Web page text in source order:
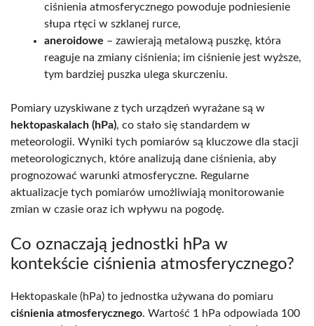
ciśnienia atmosferycznego powoduje podniesienie
słupa rtęci w szklanej rurce,
aneroidowe – zawierają metalową puszkę, która
reaguje na zmiany ciśnienia; im ciśnienie jest wyższe,
tym bardziej puszka ulega skurczeniu.
Pomiary uzyskiwane z tych urządzeń wyrażane są w
hektopaskalach (hPa), co stało się standardem w
meteorologii. Wyniki tych pomiarów są kluczowe dla stacji
meteorologicznych, które analizują dane ciśnienia, aby
prognozować warunki atmosferyczne. Regularne
aktualizacje tych pomiarów umożliwiają monitorowanie
zmian w czasie oraz ich wpływu na pogodę.
Co oznaczają jednostki hPa w
kontekście ciśnienia atmosferycznego?
Hektopaskale (hPa) to jednostka używana do pomiaru
ciśnienia atmosferycznego. Wartość 1 hPa odpowiada 100